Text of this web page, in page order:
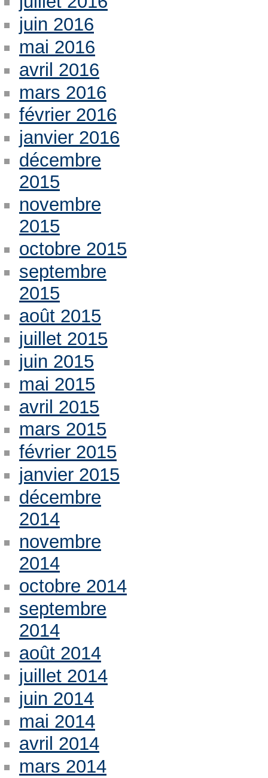
juin 2016
mai 2016
avril 2016
mars 2016
février 2016
janvier 2016
décembre
2015
novembre
2015
octobre 2015
septembre
2015
août 2015
juillet 2015
juin 2015
mai 2015
avril 2015
mars 2015
février 2015
janvier 2015
décembre
2014
novembre
2014
octobre 2014
septembre
2014
août 2014
juillet 2014
juin 2014
mai 2014
avril 2014
mars 2014